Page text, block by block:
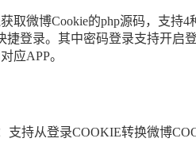
取微博Cookie的php源码，支持
捷登录。其中密码登录支持开启
应APP。
支持从登录COOKIE转换微博